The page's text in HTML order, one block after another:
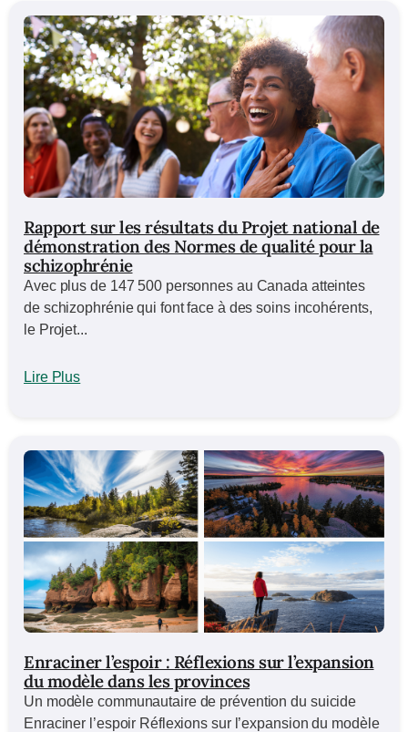
Rapport sur les résultats du Projet national de
démonstration des Normes de qualité pour la
schizophrénie
Avec plus de 147 500 personnes au Canada atteintes
de schizophrénie qui font face à des soins incohérents,
le Projet...
Lire Plus
Enraciner l’espoir : Réflexions sur l’expansion
du modèle dans les provinces
Un modèle communautaire de prévention du suicide
Enraciner l’espoir Réflexions sur l’expansion du modèle